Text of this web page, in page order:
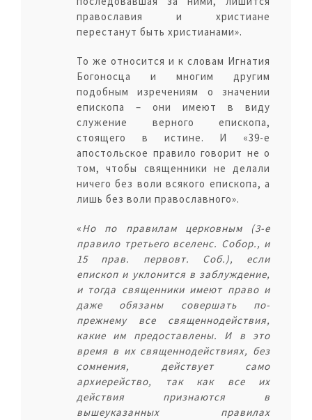
православия и христиане
перестанут быть христианами».
То же относится и к словам Игнатия
Богоносца и многим другим
подобным изречениям о значении
епископа – они имеют в виду
служение верного епископа,
стоящего в истине. И «39-е
апостольское правило говорит не о
том, чтобы священники не делали
ничего без воли всякого епископа, а
лишь без воли православного».
«Но по правилам церковным (3-е
правило третьего вселенс. Собор., и
15 прав. первовт. Соб.), если
епископ и уклонится в заблуждение,
и тогда священники имеют право и
даже обязаны совершать по-
прежнему все священнодействия,
какие им предоставлены. И в это
время в их священнодействиях, без
сомнения, действует само
архиерейство, так как все их
действия признаются в
вышеуказанных правилах